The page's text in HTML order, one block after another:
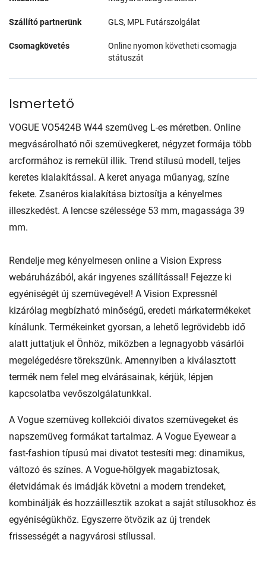
Szállító partnerünk GLS, MPL Futárszolgálat
Csomagkövetés
Online nyomon követheti csomagja
státuszát
Ismertető
VOGUE VO5424B W44 szemüveg L-es méretben. Online
megvásárolható női szemüvegkeret, négyzet formája több
arcformához is remekül illik. Trend stílusú modell, teljes
keretes kialakítással. A keret anyaga műanyag, színe
fekete. Zsanéros kialakítása biztosítja a kényelmes
illeszkedést. A lencse szélessége 53 mm, magassága 39
mm.
Rendelje meg kényelmesen online a Vision Express
webáruházából, akár ingyenes szállítással! Fejezze ki
egyéniségét új szemüvegével! A Vision Expressnél
kizárólag megbízható minőségű, eredeti márkatermékeket
kínálunk. Termékeinket gyorsan, a lehető legrövidebb idő
alatt juttatjuk el Önhöz, miközben a legnagyobb vásárlói
megelégedésre törekszünk. Amennyiben a kiválasztott
termék nem felel meg elvárásainak, kérjük, lépjen
kapcsolatba vevőszolgálatunkkal.
A Vogue szemüveg kollekciói divatos szemüvegeket és
napszemüveg formákat tartalmaz. A Vogue Eyewear a
fast-fashion típusú mai divatot testesíti meg: dinamikus,
változó és színes. A Vogue-hölgyek magabiztosak,
életvidámak és imádják követni a modern trendeket,
kombinálják és hozzáillesztik azokat a saját stílusokhoz és
egyéniségükhöz. Egyszerre ötvözik az új trendek
frissességét a nagyvárosi stílussal.